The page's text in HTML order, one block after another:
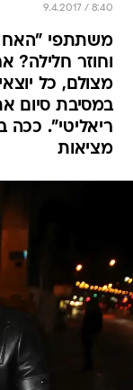
9.4.2017 / 8:40
משתתפי "האח
וחוזר חלילה?
מצולם, כל
במסיבת סיום
ריאליטי". ככה
מציאות